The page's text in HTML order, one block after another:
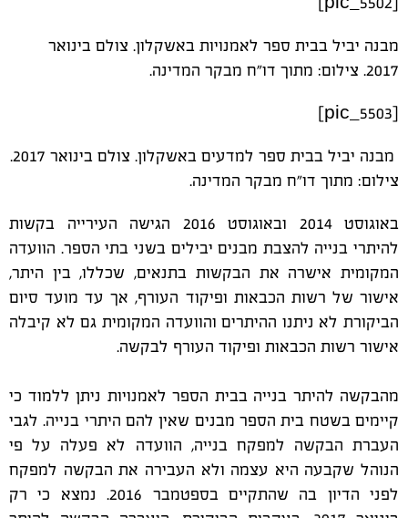
מבנה יביל בבית ספר לאמנויות באשקלון. צולם בינואר
2017. צילום: מתוך דו"ח מבקר המדינה.
[pic_5503]
מבנה יביל בבית ספר למדעים באשקלון. צולם בינואר 2017.
צילום: מתוך דו"ח מבקר המדינה.
באוגוסט 2014 ובאוגוסט 2016 הגישה העירייה בקשות
להיתרי בנייה להצבת מבנים יבילים בשני בתי הספר. הוועדה
המקומית אישרה את הבקשות בתנאים, שכללו, בין היתר,
אישור של רשות הכבאות ופיקוד העורף, אך עד מועד סיום
הביקורת לא ניתנו ההיתרים והוועדה המקומית גם לא קיבלה
אישור רשות הכבאות ופיקוד העורף לבקשה.
מהבקשה להיתר בנייה בבית הספר לאמנויות ניתן ללמוד כי
קיימים בשטח בית הספר מבנים שאין להם היתרי בנייה. לגבי
העברת הבקשה למפקח בנייה, הוועדה לא פעלה על פי
הנוהל שקבעה היא עצמה ולא העבירה את הבקשה למפקח
לפני הדיון בה שהתקיים בספטמבר 2016. נמצא כי רק